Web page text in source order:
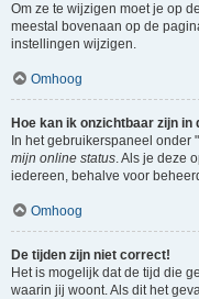
Om ze te wijzigen moet je op de
meestal bovenaan op de
instellingen wijzigen.
Omhoog
Hoe kan ik onzichtbaar zijn
In het gebruikerspaneel onder
mijn online status. Als je deze
iedereen, behalve voor
Omhoog
De tijden zijn niet correct!
Het is mogelijk dat de tijd die
waarin jij woont. Als dit het